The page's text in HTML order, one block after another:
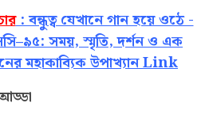
: বন্ধুত্ব যেখানে গান হয়ে ওঠে -
সময়, স্মৃতি, দর্শন ও এক
মহাকাব্যিক উপাখ্যান Link